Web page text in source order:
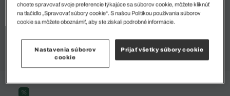
%
chcete spravovať svoje preferencie týkajúce sa súborov cookie, môžete kliknúť
na tlačidlo „Spravovať súbory cookie“. S našou Politikou používania súborov
cookie sa môžete oboznámiť, aby ste získali podrobné informácie.
Nastavenia súborov
cookie
Prijať všetky súbory cookie